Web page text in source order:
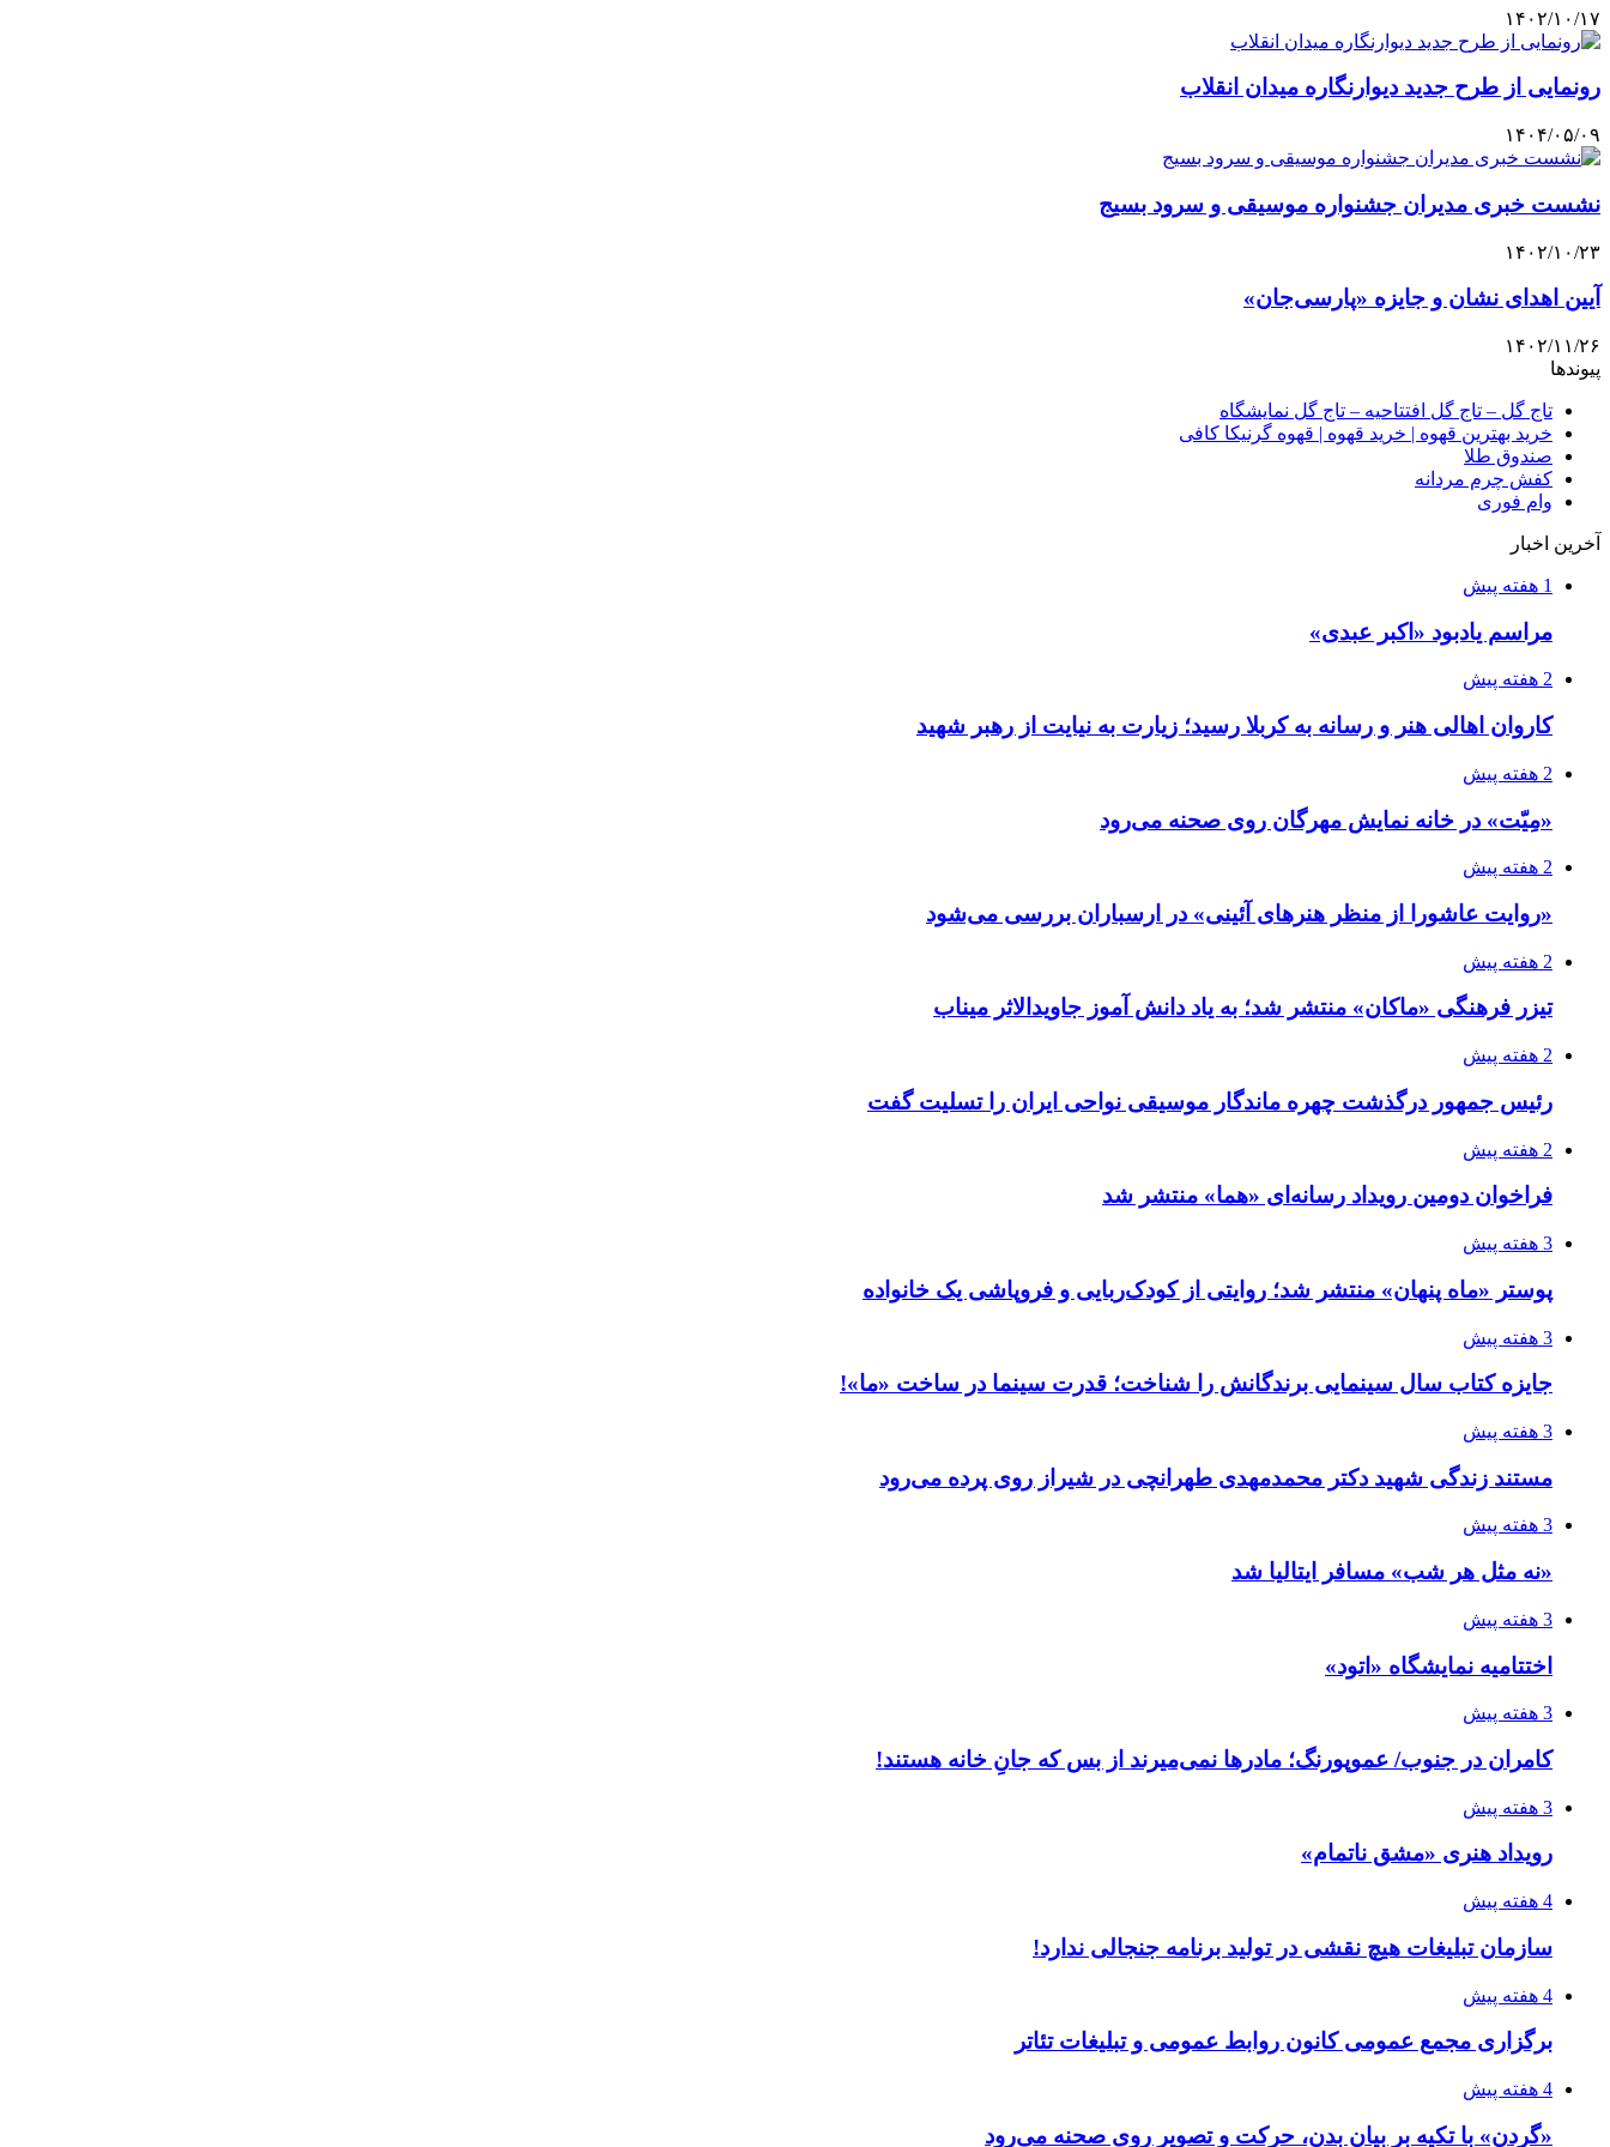
۱۴۰۲/۱۰/۱۷
رونمایی از طرح جدید دیوارنگاره میدان انقلاب
۱۴۰۴/۰۵/۰۹
نشست خبری مدیران جشنواره موسیقی و سرود بسیج
۱۴۰۲/۱۰/۲۳
آیین اهدای نشان و جایزه «پارسی‌جان»
۱۴۰۲/۱۱/۲۶
پیوندها
تاج گل – تاج گل افتتاحیه – تاج گل نمایشگاه
خرید بهترین قهوه | خرید قهوه | قهوه گرنیکا کافی
صندوق طلا
کفش چرم مردانه
وام فوری
آخرین اخبار
1 هفته پیش
مراسم یادبود «اکبر عبدی»
2 هفته پیش
کاروان اهالی هنر و رسانه به کربلا رسید؛ زیارت به نیایت از رهبر شهید
2 هفته پیش
«مِیّت» در خانه نمایش مهرگان روی صحنه می‌رود
2 هفته پیش
«روایت عاشورا از منظر هنرهای آئینی» در ارسباران بررسی می‌شود
2 هفته پیش
تیزر فرهنگی «ماکان» منتشر شد؛ به یاد دانش آموز جاویدالاثر میناب
2 هفته پیش
رئیس جمهور درگذشت چهره ماندگار موسیقی نواحی ایران را تسلیت گفت
2 هفته پیش
فراخوان دومین رویداد رسانه‌ای «هما» منتشر شد
3 هفته پیش
پوستر «ماه پنهان» منتشر شد؛ روایتی از کودک‌ربایی و فروپاشی یک خانواده
3 هفته پیش
جایزه کتاب سال سینمایی برندگانش را شناخت؛ قدرت سینما در ساخت «ما»!
3 هفته پیش
مستند زندگی شهید دکتر محمدمهدی طهرانچی در شیراز روی پرده می‌رود
3 هفته پیش
«نه مثل هر شب» مسافر ایتالیا شد
3 هفته پیش
اختتامیه نمایشگاه «اتود»
3 هفته پیش
کامران در جنوب/ عموپورنگ؛ مادرها نمی‌میرند از بس که جانِ خانه هستند!
3 هفته پیش
رویداد هنری «مشق ناتمام»
4 هفته پیش
سازمان تبلیغات هیچ نقشی در تولید برنامه جنجالی ندارد!
4 هفته پیش
برگزاری مجمع عمومی کانون روابط عمومی و تبلیغات تئاتر
4 هفته پیش
«گردن» با تکیه بر بیان بدن، حرکت و تصویر روی صحنه می‌رود